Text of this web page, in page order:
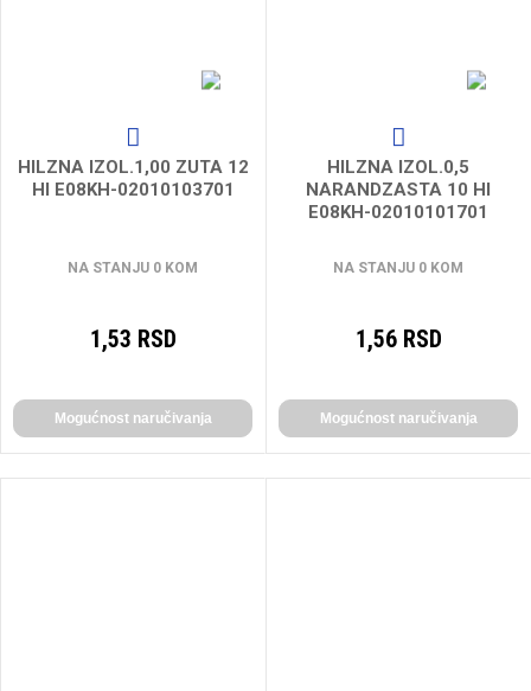
HILZNA IZOL.1,00 ZUTA 12
HI E08KH-02010103701
NA STANJU 0 KOM
1,53 RSD
Mogućnost naručivanja
HILZNA IZOL.0,5
NARANDZASTA 10 HI
E08KH-02010101701
NA STANJU 0 KOM
1,56 RSD
Mogućnost naručivanja